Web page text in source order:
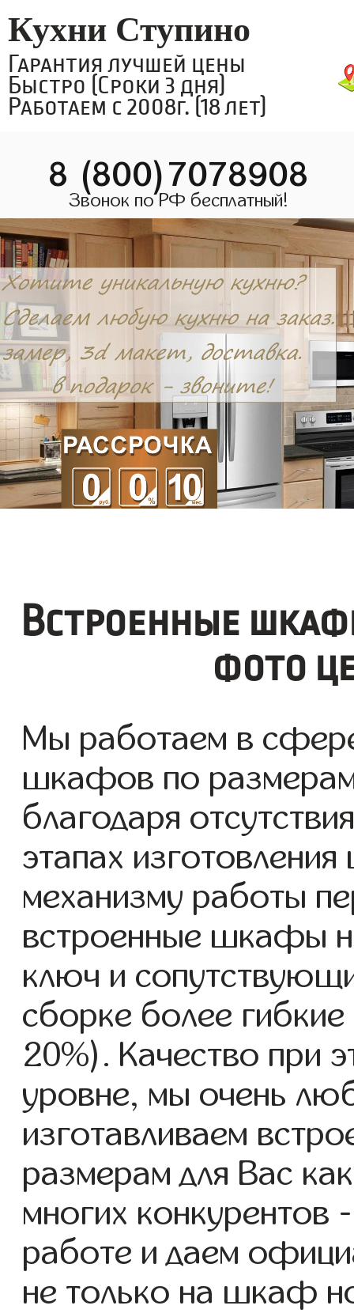
Кухни Ступино
Гарантия лучшей цены
Быстро (Сроки 3 дня)
Работаем с 2008г. (18 лет)
8 (800)7078908
Звонок по РФ бесплатный!
Встроенные
фото
Мы работаем в
шкафов по
благодаря
этапах
механизму работы
встроенные шкафы
ключ и
сборке более
20%). Качество при
уровне, мы очень
изготавливаем
размерам для Вас
многих конкурентов
работе и даем
не только на шкаф